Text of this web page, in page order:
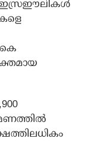
ഇസ്രഈലികള്‍